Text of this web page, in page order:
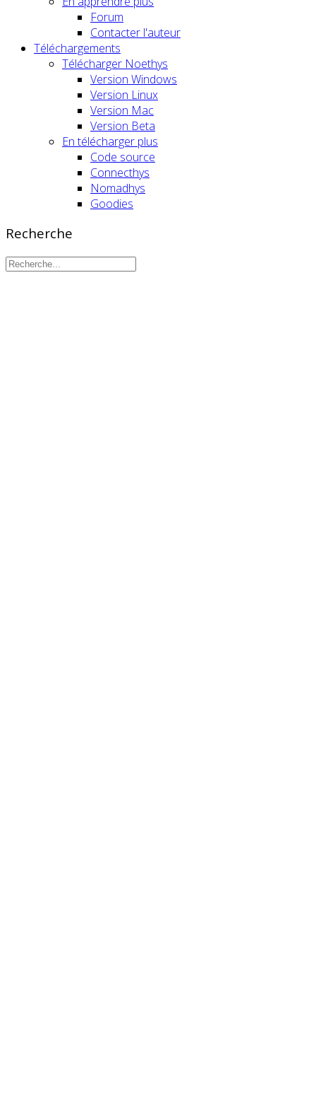
Forum
Contacter l'auteur
Téléchargements
Télécharger Noethys
Version Windows
Version Linux
Version Mac
Version Beta
En télécharger plus
Code source
Connecthys
Nomadhys
Goodies
Recherche